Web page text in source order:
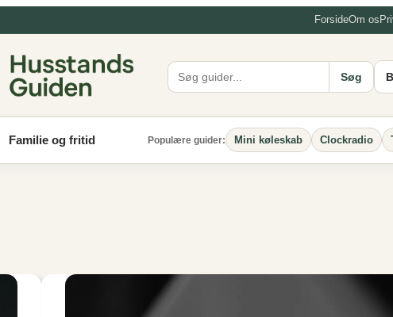
ForsideOm os
Søg
Familie og fritid Populære guider: Mini køleskab Clockradio